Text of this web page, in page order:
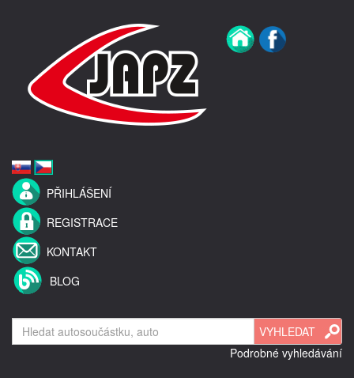
PŘIHLÁŠENÍ
REGISTRACE
KONTAKT
BLOG
Podrobné vyhledávání